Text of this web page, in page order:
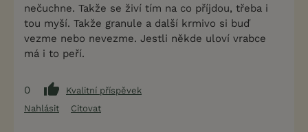
nečuchne. Takže se živí tím na co příjdou, třeba i
tou myší. Takže granule a další krmivo si buď
vezme nebo nevezme. Jestli někde uloví vrabce
má i to peří.
0
Kvalitní příspěvek
Nahlásit
Citovat